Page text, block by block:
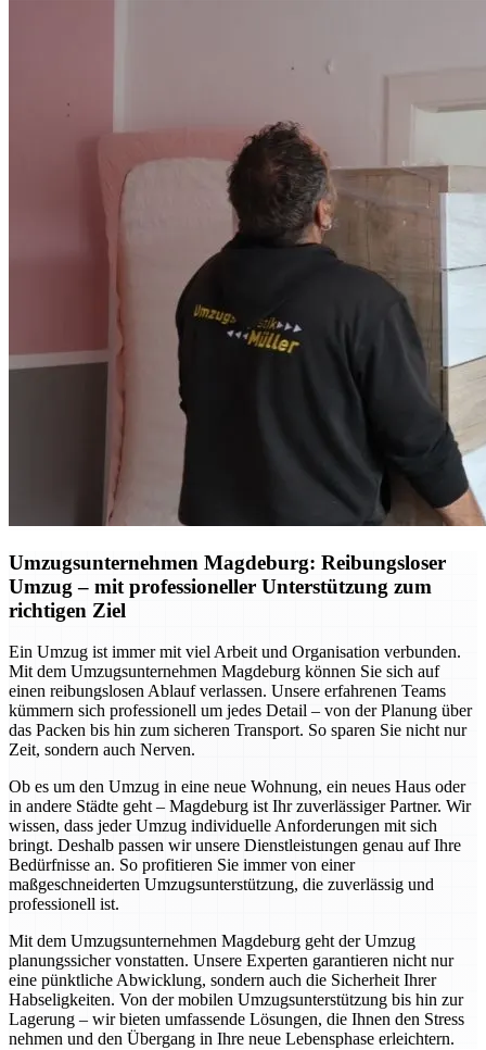
Umzugsunternehmen Magdeburg: Reibungsloser
Umzug – mit professioneller Unterstützung zum
richtigen Ziel
Ein Umzug ist immer mit viel Arbeit und Organisation verbunden.
Mit dem Umzugsunternehmen Magdeburg können Sie sich auf
einen reibungslosen Ablauf verlassen. Unsere erfahrenen Teams
kümmern sich professionell um jedes Detail – von der Planung über
das Packen bis hin zum sicheren Transport. So sparen Sie nicht nur
Zeit, sondern auch Nerven.
Ob es um den Umzug in eine neue Wohnung, ein neues Haus oder
in andere Städte geht – Magdeburg ist Ihr zuverlässiger Partner. Wir
wissen, dass jeder Umzug individuelle Anforderungen mit sich
bringt. Deshalb passen wir unsere Dienstleistungen genau auf Ihre
Bedürfnisse an. So profitieren Sie immer von einer
maßgeschneiderten Umzugsunterstützung, die zuverlässig und
professionell ist.
Mit dem Umzugsunternehmen Magdeburg geht der Umzug
planungssicher vonstatten. Unsere Experten garantieren nicht nur
eine pünktliche Abwicklung, sondern auch die Sicherheit Ihrer
Habseligkeiten. Von der mobilen Umzugsunterstützung bis hin zur
Lagerung – wir bieten umfassende Lösungen, die Ihnen den Stress
nehmen und den Übergang in Ihre neue Lebensphase erleichtern.